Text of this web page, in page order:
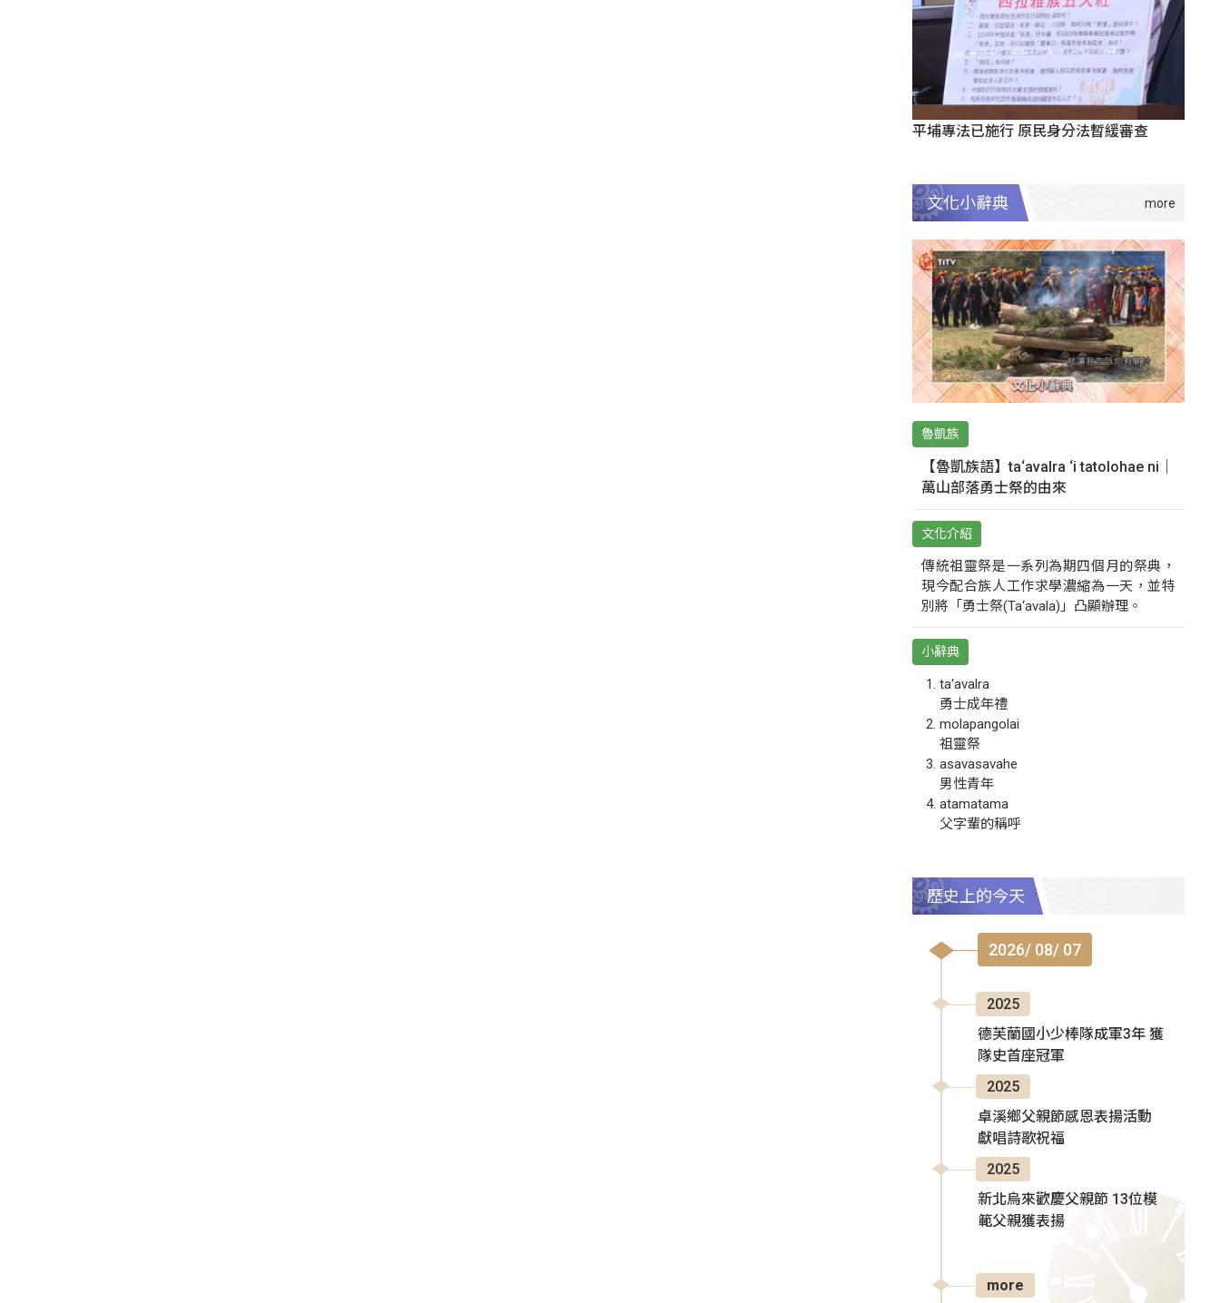
平埔專法已施行 原民身分法暫緩審查
文化小辭典
魯凱族
【魯凱族語】ta‘avalra ‘i tatolohae ni｜
萬山部落勇士祭的由來
文化介紹
傳統祖靈祭是一系列為期四個月的祭典，
現今配合族人工作求學濃縮為一天，並特
別將「勇士祭(Ta‘avala)」凸顯辦理。
小辭典
ta‘avalra
勇士成年禮
molapangolai
祖靈祭
asavasavahe
男性青年
atamatama
父字輩的稱呼
歷史上的今天
2026/ 08/ 07
2025
德芙蘭國小少棒隊成軍3年 獲
隊史首座冠軍
2025
卓溪鄉父親節感恩表揚活動
獻唱詩歌祝福
2025
新北烏來歡慶父親節 13位模
範父親獲表揚
more